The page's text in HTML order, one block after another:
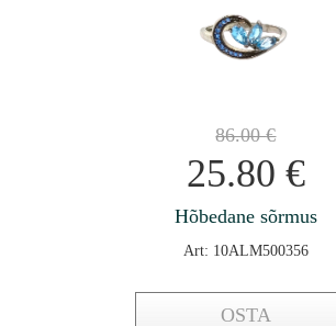
86.00€
25.80 €
Hõbedane sõrmus
Art: 10ALM500356
OSTA